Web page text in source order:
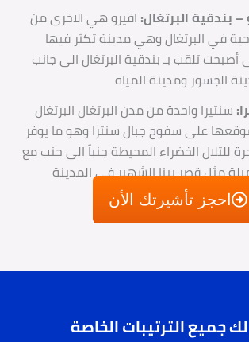
البرتغال:افيرو هي الاخرى من
في البرتغال وهي مدينة تكثر فيها
تلقب بـ بندقية البرتغال الى جانب
ومدينة المياه
سنتيرا واحدة من مدن البرتغال البرتغال
على سفوح جبال سنترا وهو ما يوفر
الخضراء المحيطة جنباً الى جنب مع
مثل قصر بينا الشهير في المدينة
احجز تأشيرتك الأن
جميع الترتيبات الخاصة